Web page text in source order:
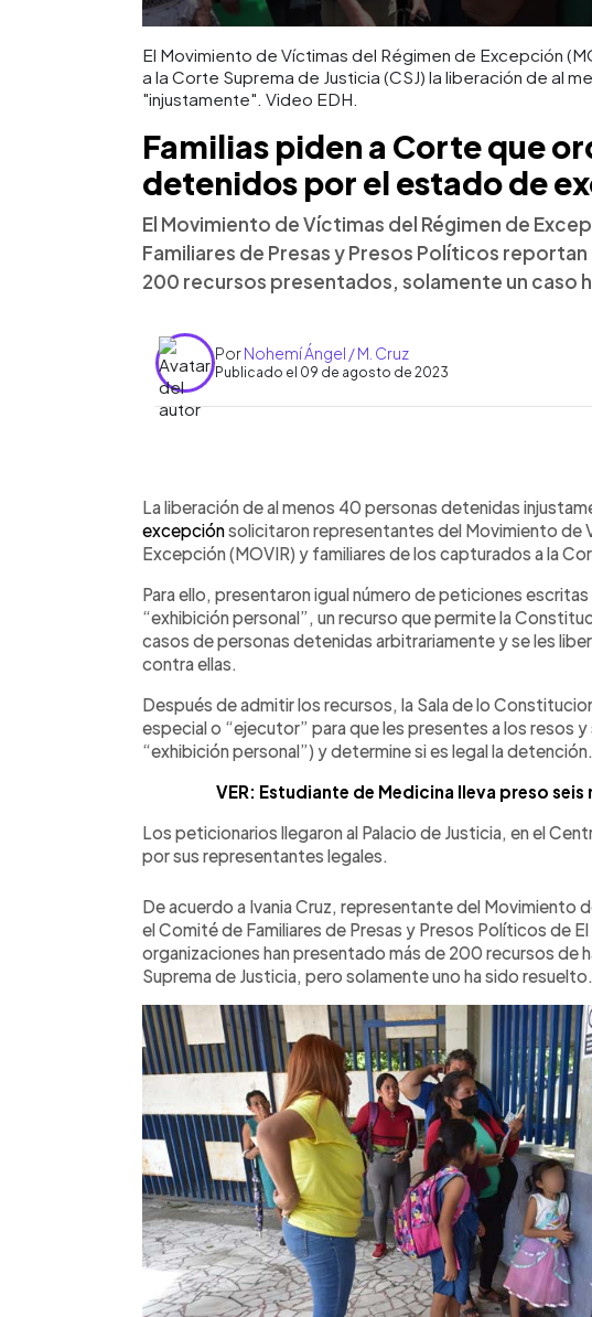
El Movimiento de Víctimas del Régimen de Excepción
a la Corte Suprema de Justicia (CSJ) la liberación de al
"injustamente". Video EDH.
Familias piden a Corte que
detenidos por el estado de
El Movimiento de Víctimas del Régimen de
Familiares de Presas y Presos Políticos
200 recursos presentados, solamente un caso
PorNohemí Ángel / M. Cruz
Publicado el 09 de agosto de 2023
► Escuchar artículo
La liberación de al menos 40 personas detenidas
excepciónsolicitaron representantes del Movimiento de
Excepción (MOVIR) y familiares de los capturados a la
Para ello, presentaron igual número de peticiones
“exhibición personal”, un recurso que permite la
casos de personas detenidas arbitrariamente y se les
contra ellas.
Después de admitir los recursos, la Sala de lo
especial o “ejecutor” para que les presentes a los resos y
“exhibición personal”) y determine si es legal la detención.
VER: Estudiante de Medicina lleva preso seis
Los peticionarios llegaron al Palacio de Justicia, en el
por sus representantes legales.
De acuerdo a Ivania Cruz, representante del Movimiento
el Comité de Familiares de Presas y Presos Políticos de
organizaciones han presentado más de 200 recursos de
Suprema de Justicia, pero solamente uno ha sido resuelto.